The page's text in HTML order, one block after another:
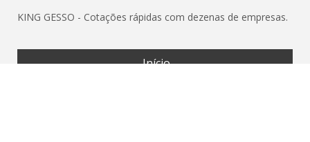
KING GESSO - Cotações rápidas com dezenas de empresas.
Início